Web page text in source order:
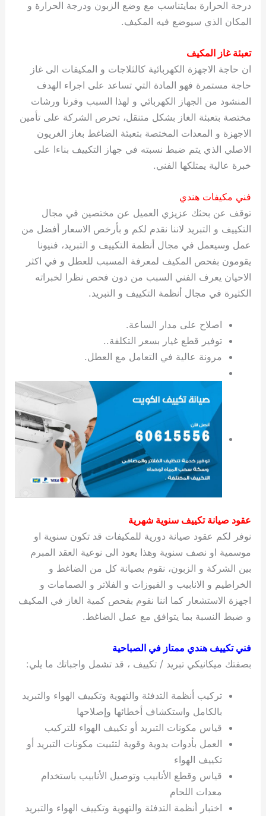
درجة الحرارة بمايتناسب مع وضع الزبون ودرجة الحرارة و
المكان الذي سيوضع فيه المكيف.
تعبئة غاز المكيف
ان حاجة الاجهزة الكهربائية كالثلاجات و المكيفات الى غاز
حاجة مستمرة فهو المادة التي تساعد على اجراء الهدف
المنشود من الجهاز الكهربائي و لهذا السبب وفرنا ورشات
مختصة بتعبئة الغاز بشكل متنقل، تحرص الشركة على تأمين
الاجهزة و المعدات المختصة بتعبئة الضاغط بغاز الغريون
الاصلي الذي يتم ضبط نسبته في جهاز التكييف بناءا على
خبرة عالية يمتلكها الفني.
فني مكيفات هندي
توقف عن بحثك عزيزي العميل عن مختصين في مجال
التكييف و التبريد لاننا نقدم لكم و بأرخص الاسعار أفضل من
عمل وسيعمل في مجال أنظمة التكييف و التبريد، فنيونا
يقومون بفحص المكيف لمعرفة المسبب للعطل و في اكثر
الاحيان يعرف الفني السبب من دون فحص نظرا لخبراته
الكثيرة في مجال أنظمة التكييف و التبريد.
اصلاح على مدار الساعة.
توفير قطع غيار بسعر التكلفة..
مرونة عالية في التعامل مع العطل.
عقود صيانة تكييف سنوية شهرية
نوفر لكم عقود صيانة دورية للمكيفات قد تكون سنوية او
موسمية او نصف سنوية وهذا يعود الى نوعية العقد المبرم
بين الشركة و الزبون، نقوم بصيانة كل من الضاغط و
الخراطيم و الانابيب و الفيوزات و الفلاتر و الصمامات و
اجهزة الاستشعار كما اننا نقوم بفحص كمية الغاز في المكيف
و ضبط النسبة بما يتوافق مع عمل الضاغط.
فني تكييف هندي ممتاز في الصباحية
بصفتك ميكانيكي تبريد / تكييف ، قد تشمل واجباتك ما يلي:
تركيب أنظمة التدفئة والتهوية وتكييف الهواء والتبريد
بالكامل واستكشاف أخطائها وإصلاحها
قياس مكونات التبريد أو تكييف الهواء للتركيب
العمل بأدوات يدوية وقوية لتثبيت مكونات التبريد أو
تكييف الهواء
قياس وقطع الأنابيب وتوصيل الأنابيب باستخدام
معدات اللحام
اختبار أنظمة التدفئة والتهوية وتكييف الهواء والتبريد